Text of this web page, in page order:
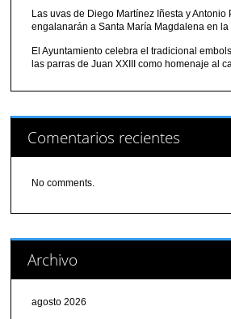
Las uvas de Diego Martínez Iñesta y Antonio
engalanarán a Santa María Magdalena en
El Ayuntamiento celebra el tradicional
las parras de Juan XXIII como homenaje al
Comentarios recientes
No comments.
Archivo
agosto 2026